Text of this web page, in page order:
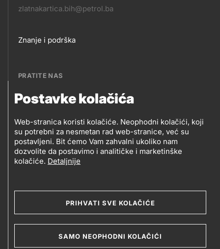
Postavke kolačića
Web-stranica koristi kolačiće. Neophodni kolačići, koji
su potrebni za nesmetan rad web-stranice, već su
postavljeni. Bit ćemo Vam zahvalni ukoliko nam
dozvolite da postavimo i analitičke i marketinške
kolačiće. Detaljnije
PRIHVATI SVE KOLAČIĆE
SAMO NEOPHODNI KOLAČIĆI
zlatnakartica.bih@petrol.ba
Footer
Znanje i podrška
PRATITE NAS
PRATITE
NAS
Petrol BH Oil Company, d.o.o.
Džemala Bijedića 202, 71210 Ilidža, Sarajevo
Social
media
Legal
2019-2026 Petrol BH Oil Company d.o.o. i Petrol d.d.,
Ljubljana
Uslovi upotrebe
Opći uslovi
Kolačići